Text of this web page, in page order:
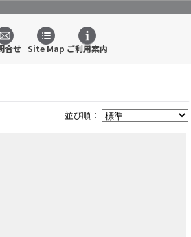
合せ Site Map ご利用案内
並び順：